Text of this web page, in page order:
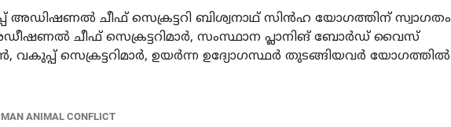
അഡിഷണൽ ചീഫ് സെക്രട്ടറി ബിശ്വനാഥ് സിൻഹ യോഗത്തിന് സ്വാഗതം
ചീഫ് സെക്രട്ടറിമാർ, സംസ്ഥാന പ്ലാനിങ് ബോർഡ് വൈസ്
സെക്രട്ടറിമാർ, ഉയർന്ന ഉദ്യോഗസ്ഥർ തുടങ്ങിയവർ യോഗത്തിൽ
MAN ANIMAL CONFLICT